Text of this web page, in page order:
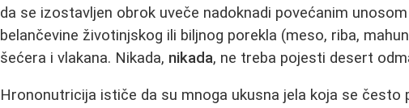
da se izostavljen obrok uveče nadoknadi povećanim
belančevine životinjskog ili biljnog porekla (meso, riba,
šećera i vlakana. Nikada, nikada, ne treba pojesti desert
Hrononutricija ističe da su mnoga ukusna jela koja se često